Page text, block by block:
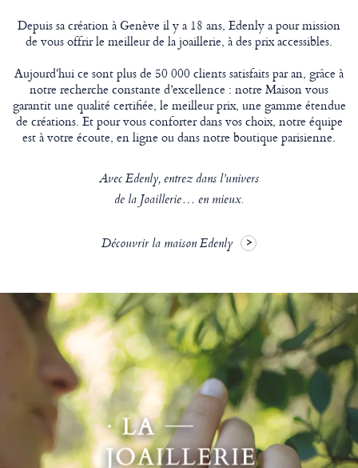
Depuis sa création à Genève il y a 18 ans, Edenly a pour mission
de vous offrir le meilleur de la joaillerie, à des prix accessibles.
Aujourd'hui ce sont plus de 50 000 clients satisfaits par an, grâce à
notre recherche constante d’excellence : notre Maison vous
garantit une qualité certifiée, le meilleur prix, une gamme étendue
de créations. Et pour vous conforter dans vos choix, notre équipe
est à votre écoute, en ligne ou dans notre boutique parisienne.
Avec Edenly, entrez dans l’univers
de la Joaillerie… en mieux.
Découvrir la maison Edenly